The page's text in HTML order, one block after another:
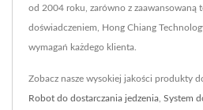
od 2004 roku, zarówno z zaawansowaną
doświadczeniem, Hong Chiang
wymagań każdego klienta.
Zobacz nasze wysokiej jakości produkty
Robot do dostarczania jedzenia System